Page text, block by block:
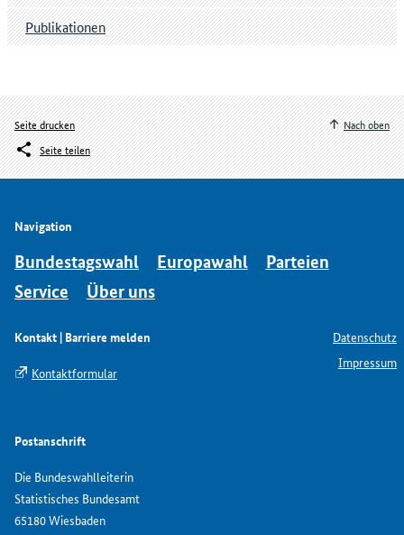
Publikationen
Seite drucken
Seite teilen
Nach oben
Navigation
Bundestagswahl Europawahl
Parteien
Service
Über uns
Kontakt | Barriere melden
Kontaktformular
Postanschrift
Die Bundeswahlleiterin
Statistisches Bundesamt
65180 Wiesbaden
Datenschutz
Impressum